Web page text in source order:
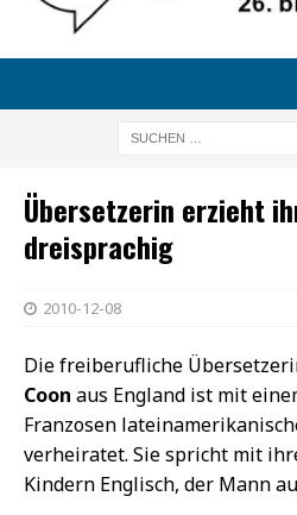
Übersetzerin erzieht
dreisprachig
2010-12-08
Die freiberufliche
Coon aus England ist mit
Franzosen
verheiratet. Sie spricht mit
Kindern Englisch, der Mann